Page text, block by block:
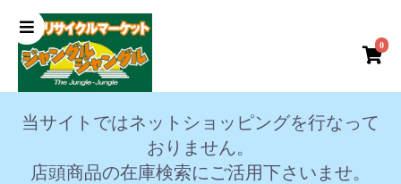
0
当サイトではネットショッピングを行なって
おりません。
店頭商品の在庫検索にご活用下さいませ。